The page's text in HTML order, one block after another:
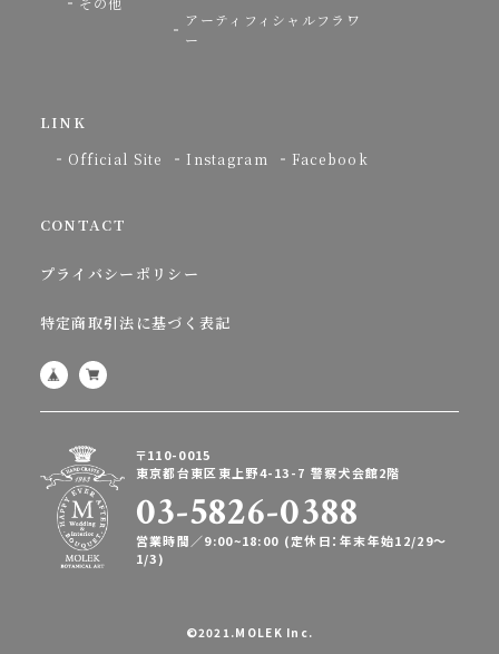
アーティフィシャルフラワ
ー
LINK
Official Site Instagram Facebook
CONTACT
プライバシーポリシー
特定商取引法に基づく表記
〒110-0015
東京都台東区東上野4-13-7 警察犬会館2階
03-5826-0388
営業時間／9:00~18:00 (定休日：年末年始12/29〜
1/3)
©2021.MOLEK Inc.